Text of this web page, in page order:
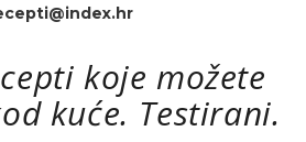
koje možete
kuće. Testirani.